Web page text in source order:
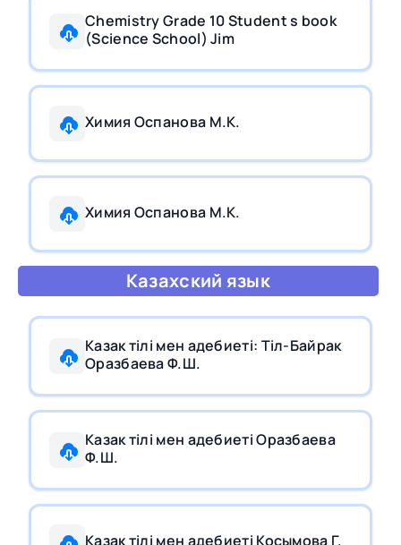
Chemistry Grade 10 Student s book
(Science School) Jim
Химия Оспанова М.К.
Химия Оспанова М.К.
Казахский язык
Казак тiлi мен адебиетi: Тiл-Байрак
Оразбаева Ф.Ш.
Казак тiлi мен адебиетi Оразбаева
Ф.Ш.
Казак тiлi мен адебиетi Косымова Г.